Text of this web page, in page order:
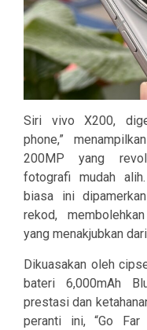
Siri vivo X200,
phone,”
200MP yang
fotografi mudah
biasa ini
rekod,
yang menakjubkan
Dikuasakan oleh
bateri 6,000mAh
prestasi dan
peranti ini, “Go Far